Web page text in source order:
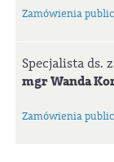
Zamówienia
Specjalista ds.
mgr Wanda
Zamówienia